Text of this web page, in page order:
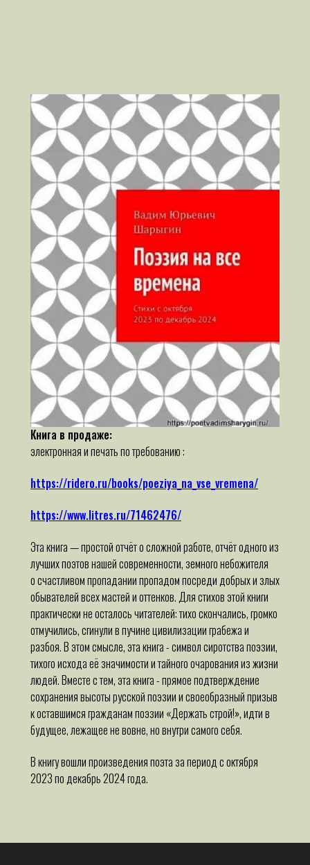
Книга в продаже:
электронная и печать по требованию :
https://ridero.ru/books/poeziya_na_vse_vremena/
https://www.litres.ru/71462476/
Эта книга — простой отчёт о сложной работе, отчёт одного из
лучших поэтов нашей современности, земного небожителя
о счастливом пропадании пропадом посреди добрых и злых
обывателей всех мастей и оттенков. Для стихов этой книги
практически не осталось читателей: тихо скончались, громко
отмучились, сгинули в пучине цивилизации грабежа и
разбоя. В этом смысле, эта книга - символ сиротства поэзии,
тихого исхода её значимости и тайного очарования из жизни
людей. Вместе с тем, эта книга - прямое подтверждение
сохранения высоты русской поэзии и своеобразный призыв
к оставшимся гражданам поэзии «Держать строй!», идти в
будущее, лежащее не вовне, но внутри самого себя.
В книгу вошли произведения поэта за период с октября
2023 по декабрь 2024 года.